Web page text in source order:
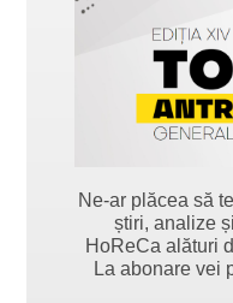
Ne-ar plăcea să
știri, analize
HoReCa alături
La abonare vei